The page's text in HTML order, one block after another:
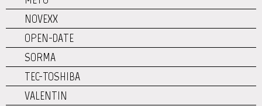
NOVEXX
OPEN-DATE
SORMA
TEC-TOSHIBA
VALENTIN